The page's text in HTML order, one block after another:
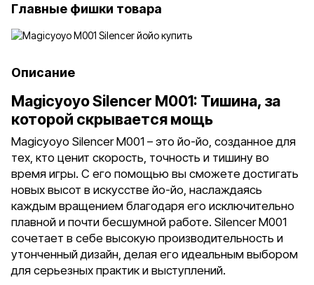
Главные фишки товара
Описание
Magicyoyo Silencer M001: Тишина, за
которой скрывается мощь
Magicyoyo Silencer M001 – это йо-йо, созданное для
тех, кто ценит скорость, точность и тишину во
время игры. С его помощью вы сможете достигать
новых высот в искусстве йо-йо, наслаждаясь
каждым вращением благодаря его исключительно
плавной и почти бесшумной работе. Silencer M001
сочетает в себе высокую производительность и
утонченный дизайн, делая его идеальным выбором
для серьезных практик и выступлений.